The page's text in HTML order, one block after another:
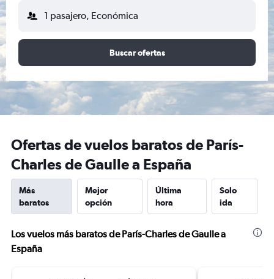
1 pasajero, Económica
Buscar ofertas
Ofertas de vuelos baratos de París-
Charles de Gaulle a España
Más
baratos
Mejor
opción
Última
hora
Solo
ida
Los vuelos más baratos de París-Charles de Gaulle a
España